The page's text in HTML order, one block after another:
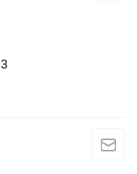
3